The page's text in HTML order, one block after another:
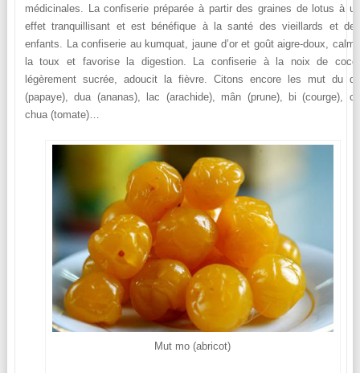
médicinales. La confiserie préparée à partir des graines de lotus à un
effet tranquillisant et est bénéfique à la santé des vieillards et des
enfants. La confiserie au kumquat, jaune d’or et goût aigre-doux, calme
la toux et favorise la digestion. La confiserie à la noix de coco,
légèrement sucrée, adoucit la fièvre. Citons encore les mut du du
(papaye), dua (ananas), lac (arachide), mân (prune), bi (courge), ca
chua (tomate)…
Mut mo (abricot)